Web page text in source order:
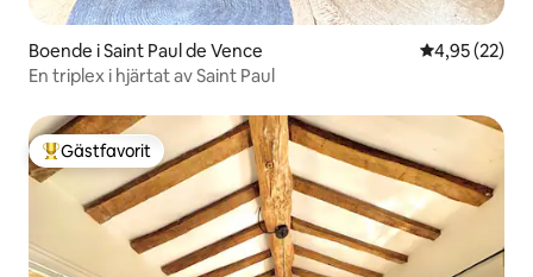
Boende i Saint Paul de Vence 4,95 av 5 i
4,95 (22)
En triplex i hjärtat av Saint Paul
Populär gästfavorit
Gästfavorit